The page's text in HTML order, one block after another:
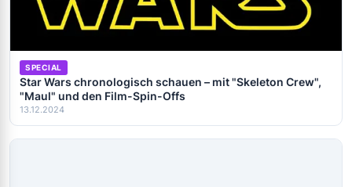
SPECIAL
Star Wars chronologisch schauen – mit "Skeleton Crew",
"Maul" und den Film-Spin-Offs
13.12.2024